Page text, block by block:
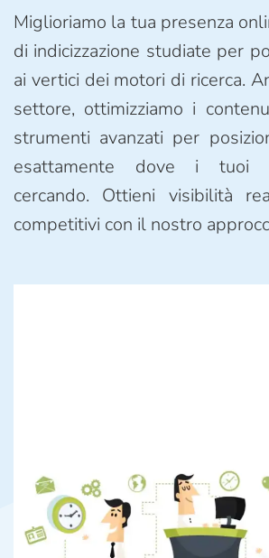
Miglioriamo la tua presenza
di indicizzazione studiate per
ai vertici dei motori di ricerca.
settore, ottimizziamo i
strumenti avanzati per
esattamente dove i tuoi
cercando. Ottieni visibilità
competitivi con il nostro